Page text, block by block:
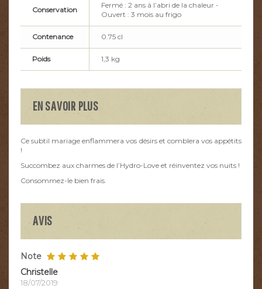
Conservation
Fermé : 2 ans à l’abri de la chaleur -
Ouvert : 3 mois au frigo
Contenance 0.75 cl
Poids 1,3 kg
EN SAVOIR PLUS
Ce subtil mariage enflammera vos désirs et comblera vos appétits
!
Succombez aux charmes de l’Hydro-Love et réinventez vos nuits !
Consommez-le bien frais.
AVIS
Note
Christelle
18/07/2019